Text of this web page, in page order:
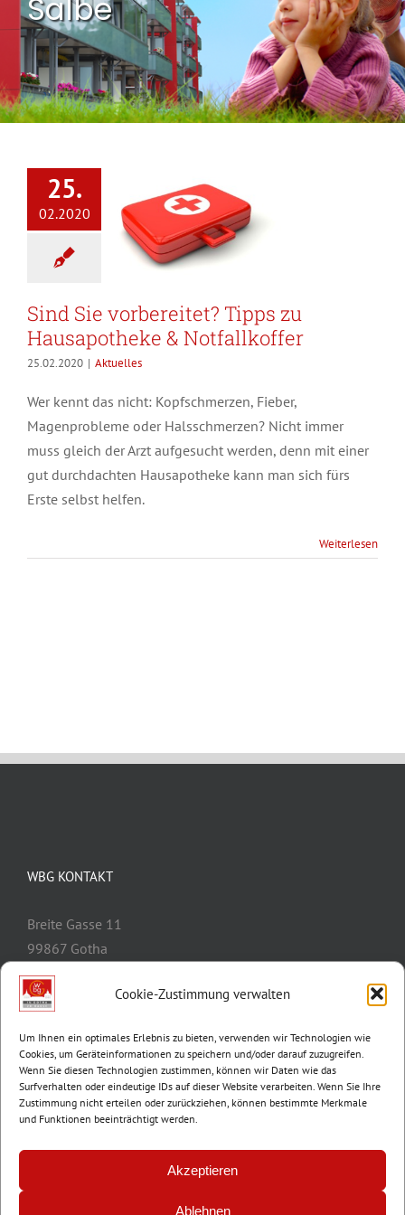
Cookie-Zustimmung verwalten
Um Ihnen ein optimales Erlebnis zu bieten, verwenden wir Technologien wie
Cookies, um Geräteinformationen zu speichern und/oder darauf zuzugreifen.
Wenn Sie diesen Technologien zustimmen, können wir Daten wie das
Surfverhalten oder eindeutige IDs auf dieser Website verarbeiten. Wenn Sie Ihre
Zustimmung nicht erteilen oder zurückziehen, können bestimmte Merkmale
und Funktionen beeinträchtigt werden.
Akzeptieren
Ablehnen
Salbe
25.
02.2020
Sind Sie vorbereitet? Tipps zu
Hausapotheke & Notfallkoffer
25.02.2020 | Aktuelles
Wer kennt das nicht: Kopfschmerzen, Fieber,
Magenprobleme oder Halsschmerzen? Nicht immer
muss gleich der Arzt aufgesucht werden, denn mit einer
gut durchdachten Hausapotheke kann man sich fürs
Erste selbst helfen.
Weiterlesen
WBG KONTAKT
Breite Gasse 11
99867 Gotha
Telefon:
E-Mail:
info@wbg-gotha.de